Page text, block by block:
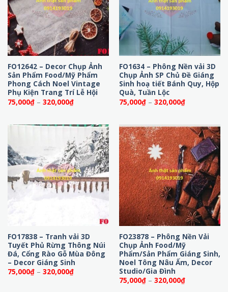
FO12642 – Decor Chụp Ảnh
Sản Phẩm Food/Mỹ Phẩm
Phong Cách Noel Vintage
Phụ Kiện Trang Trí Lễ Hội
75,000₫ – 320,000₫Khoảng
giá:
đến
320,000₫
FO1634 – Phông Nền vải 3D
Chụp Ảnh SP Chủ Đề Giáng
Sinh hoạ tiết Bánh Quy, Hộp
Quà, Tuần Lộc
75,000₫ – 320,000₫Khoảng
giá:
đến
320,000₫
FO17838 – Tranh vải 3D
Tuyết Phủ Rừng Thông Núi
Đá, Cổng Rào Gỗ Mùa Đông
– Decor Giáng Sinh
75,000₫ – 320,000₫Khoảng
giá:
FO23878 – Phông Nền Vải
Chụp Ảnh Food/Mỹ
Phẩm/Sản Phẩm Giáng Sinh,
Noel Tông Nâu Ấm, Decor
Studio/Gia Đình
75,000₫ – 320,000₫Khoảng
giá: